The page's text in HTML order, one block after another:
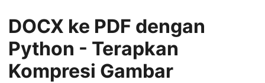
DOCX ke PDF dengan
Python - Terapkan
Kompresi Gambar